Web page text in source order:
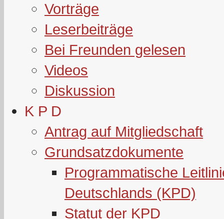
Vorträge
Leserbeiträge
Bei Freunden gelesen
Videos
Diskussion
K P D
Antrag auf Mitgliedschaft
Grundsatzdokumente
Programmatische
Deutschlands (KPD)
Statut der KPD